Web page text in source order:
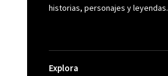
historias, personajes y leyendas.
Explora